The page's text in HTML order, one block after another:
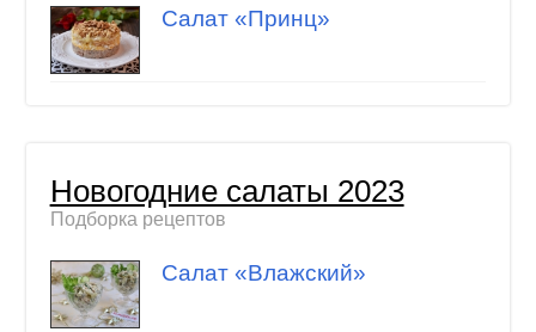
Салат «Принц»
Новогодние салаты 2023
Подборка рецептов
Салат «Влажский»